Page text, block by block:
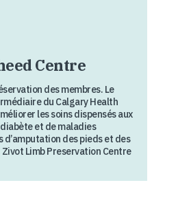
Centre
des membres. Le
du Calgary Health
les soins dispensés aux
et de maladies
d’amputation des pieds et des
Limb Preservation Centre